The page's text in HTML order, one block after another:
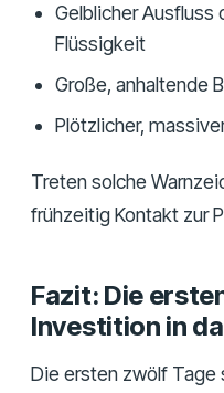
Gelblicher Ausfluss
Flüssigkeit
Große, anhaltende
Plötzlicher,
Treten solche
frühzeitig Kontakt zur
Fazit: Die
Investition in
Die ersten zwölf Tage